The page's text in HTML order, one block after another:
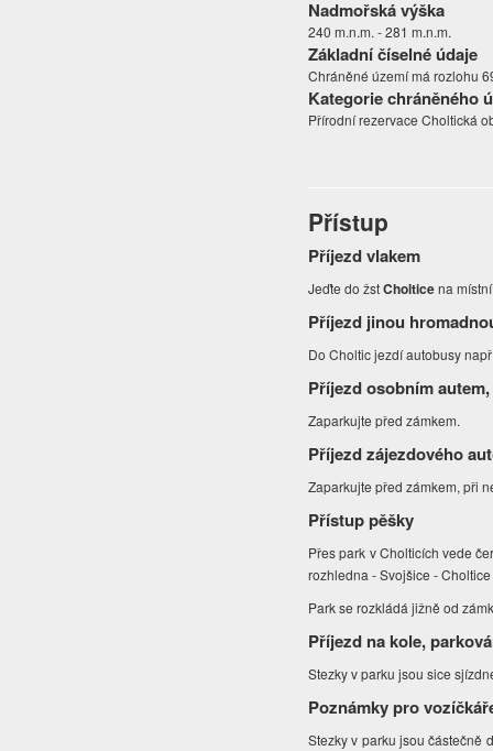
Nadmořská výška
240 m.n.m. - 281 m.n.m.
Základní číselné údaje
Chráněné území má rozlohu
Kategorie chráněného
Přírodní rezervace Choltická
Přístup
Příjezd vlakem
Jeďte do žstCholticena
Příjezd jinou
Do Choltic jezdí autobusy
Příjezd osobním
Zaparkujte před zámkem.
Příjezd zájezdového
Zaparkujte před zámkem, při
Přístup pěšky
Přes park v Cholticích vede
rozhledna - Svojšice -
Park se rozkládá jižně od
Příjezd na kole,
Stezky v parku jsou sice
Poznámky pro
Stezky v parku jsou částečně